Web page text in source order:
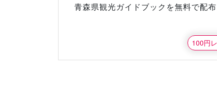
青森県観光ガイドブックを無料で配布
100円